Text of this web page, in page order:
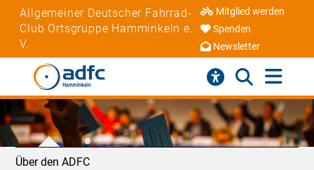
Allgemeiner Deutscher Fahrrad-
Club Ortsgruppe Hamminkeln e.
V.
Mitglied werden
Spenden
Newsletter
Über den ADFC